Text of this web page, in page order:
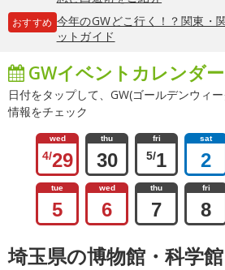
おすすめ 今年のGWどこ行く！？関東・
ットガイド
GWイベントカレンダー
日付をタップして、GW(ゴールデンウィ
情報をチェック
wed
4/29
thu
30
fri
5/1
sat
2
tue
5
wed
6
thu
7
fri
8
埼玉県の博物館・科学館